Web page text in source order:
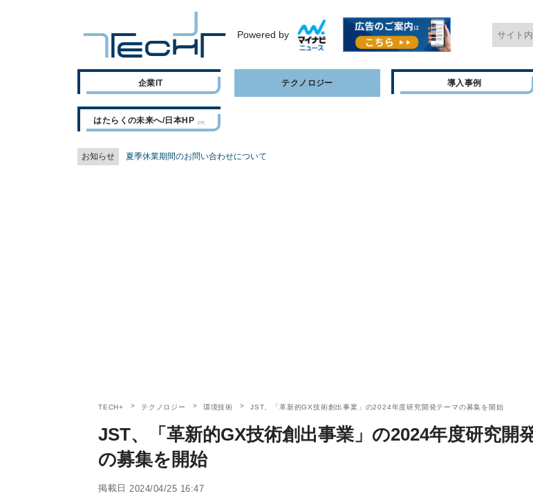
Powered by
企業IT テクノロジー 導入事例
はたらくの未来へ/日本HP
お知らせ 夏季休業期間のお問い合わせについて
TECH+ テクノロジー 環境技術 JST、「革新的GX技術創出事業」の2024年度研究開発テーマの募集を開始
JST、「革新的GX技術創出事業」の2024年度研究開
の募集を開始
掲載日 2024/04/25 16:47